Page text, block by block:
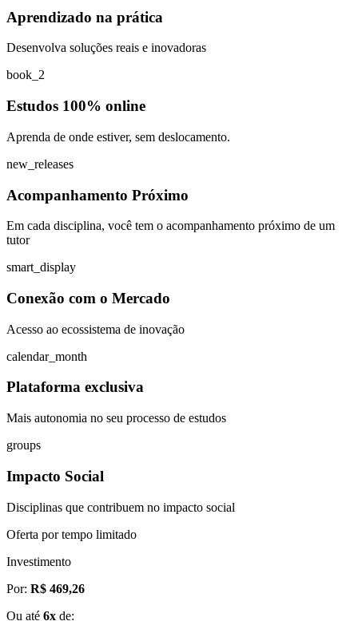
Aprendizado na prática
Desenvolva soluções reais e inovadoras
book_2
Estudos 100% online
Aprenda de onde estiver, sem deslocamento.
new_releases
Acompanhamento Próximo
Em cada disciplina, você tem o acompanhamento próximo de um
tutor
smart_display
Conexão com o Mercado
Acesso ao ecossistema de inovação
calendar_month
Plataforma exclusiva
Mais autonomia no seu processo de estudos
groups
Impacto Social
Disciplinas que contribuem no impacto social
Oferta por tempo limitado
Investimento
Por: R$ 469,26
Ou até 6x de: